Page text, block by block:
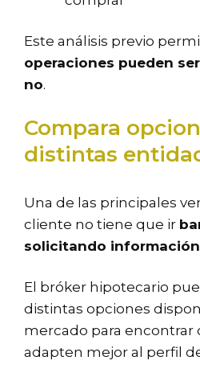
Este análisis previo
operaciones pueden
no.
Compara
distintas
Una de las principales
cliente no tiene que ir
solicitando información
El bróker hipotecario
distintas opciones
mercado para encontrar
adapten mejor al perfil